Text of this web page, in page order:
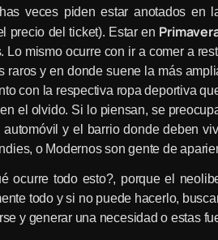
veces piden estar anotados en
precio del ticket). Estar en
Lo mismo ocurre con ir a comer a
raros y en donde suene la más
con la respectiva ropa deportiva
el olvido. Si lo piensan, se
automóvil y el barrio donde deben
o Modernos son gente de
ocurre todo esto?, porque el
todo y si no puede hacerlo,
y generar una necesidad o estas